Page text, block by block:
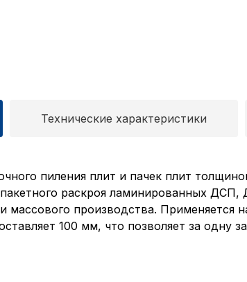
Технические характеристики
пиления плит и пачек плит
раскроя ламинированных
массового производства.
100 мм, что позволяет за одну